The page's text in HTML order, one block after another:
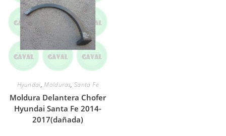
Hyundai,Molduras, Santa Fe
Moldura Delantera Chofer
Hyundai Santa Fe 2014-
2017(dañada)